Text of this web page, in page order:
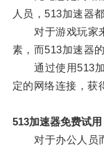
人员，513加速器
对于游戏玩家来
素，而513加速器
通过使用513加
定的网络连接，获
513加速器免费试用
对于办公人员而